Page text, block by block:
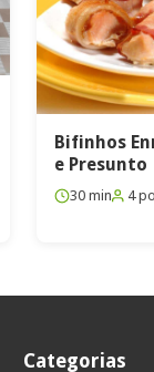
Bifinhos
e Presunto
30 min 4
Categorias